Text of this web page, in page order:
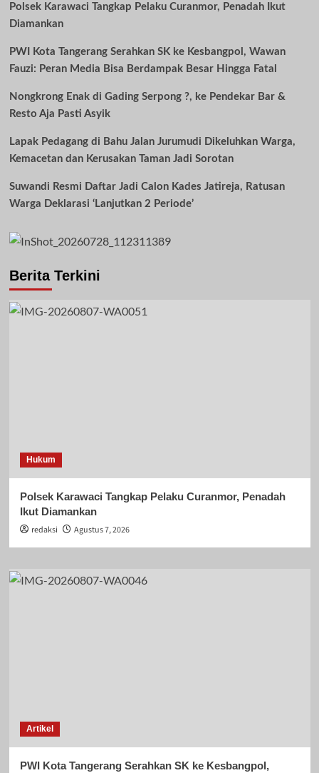
Polsek Karawaci Tangkap Pelaku Curanmor, Penadah Ikut
Diamankan
PWI Kota Tangerang Serahkan SK ke Kesbangpol, Wawan
Fauzi: Peran Media Bisa Berdampak Besar Hingga Fatal
Nongkrong Enak di Gading Serpong ?, ke Pendekar Bar &
Resto Aja Pasti Asyik
Lapak Pedagang di Bahu Jalan Jurumudi Dikeluhkan Warga,
Kemacetan dan Kerusakan Taman Jadi Sorotan
Suwandi Resmi Daftar Jadi Calon Kades Jatireja, Ratusan
Warga Deklarasi ‘Lanjutkan 2 Periode’
Berita Terkini
Hukum
Polsek Karawaci Tangkap Pelaku Curanmor, Penadah
Ikut Diamankan
redaksi
Agustus 7, 2026
Artikel
PWI Kota Tangerang Serahkan SK ke Kesbangpol,